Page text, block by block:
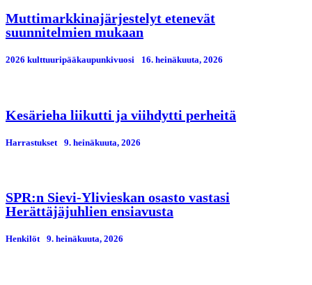
Muttimarkkinajärjestelyt etenevät
suunnitelmien mukaan
2026 kulttuuripääkaupunkivuosi 16. heinäkuuta, 2026
Kesärieha liikutti ja viihdytti perheitä
Harrastukset 9. heinäkuuta, 2026
SPR:n Sievi-Ylivieskan osasto vastasi
Herättäjäjuhlien ensiavusta
Henkilöt 9. heinäkuuta, 2026